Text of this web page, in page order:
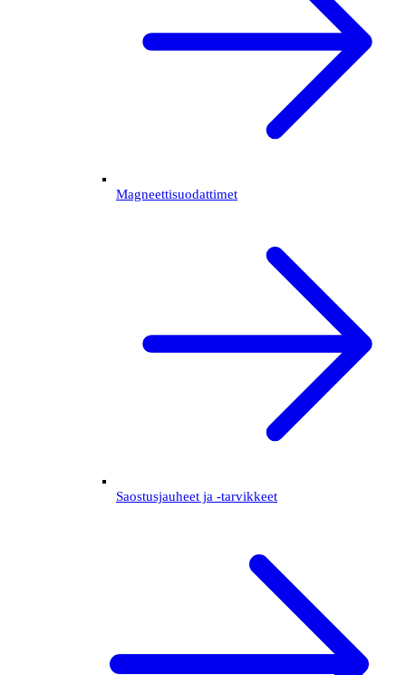
Magneettisuodattimet
Saostusjauheet ja -tarvikkeet